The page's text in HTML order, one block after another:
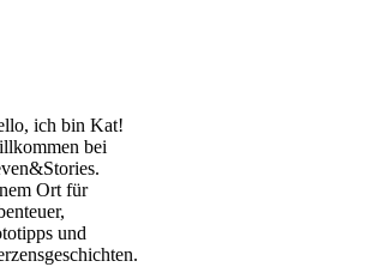
ich bin Kat!
bei
Ort für
und